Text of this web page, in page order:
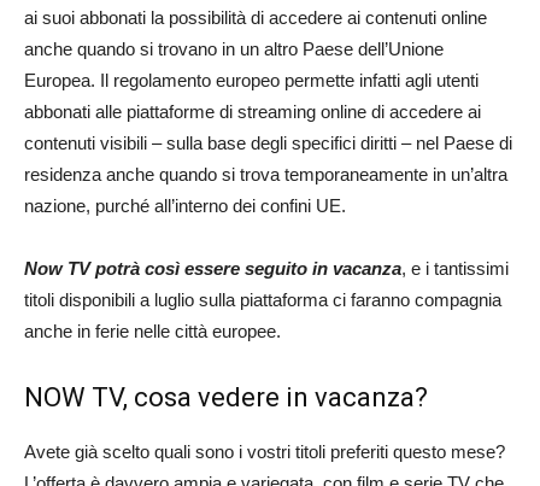
ai suoi abbonati la possibilità di accedere ai contenuti online
anche quando si trovano in un altro Paese dell’Unione
Europea. Il regolamento europeo permette infatti agli utenti
abbonati alle piattaforme di streaming online di accedere ai
contenuti visibili – sulla base degli specifici diritti – nel Paese di
residenza anche quando si trova temporaneamente in un’altra
nazione, purché all’interno dei confini UE.
Now TV potrà così essere seguito in vacanza, e i tantissimi
titoli disponibili a luglio sulla piattaforma ci faranno compagnia
anche in ferie nelle città europee.
NOW TV, cosa vedere in vacanza?
Avete già scelto quali sono i vostri titoli preferiti questo mese?